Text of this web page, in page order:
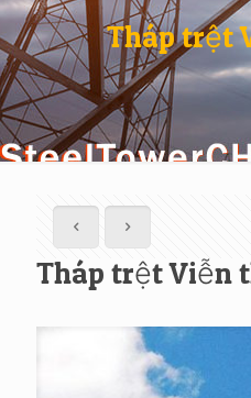
Tháp trệt
Tháp trệt Viễn